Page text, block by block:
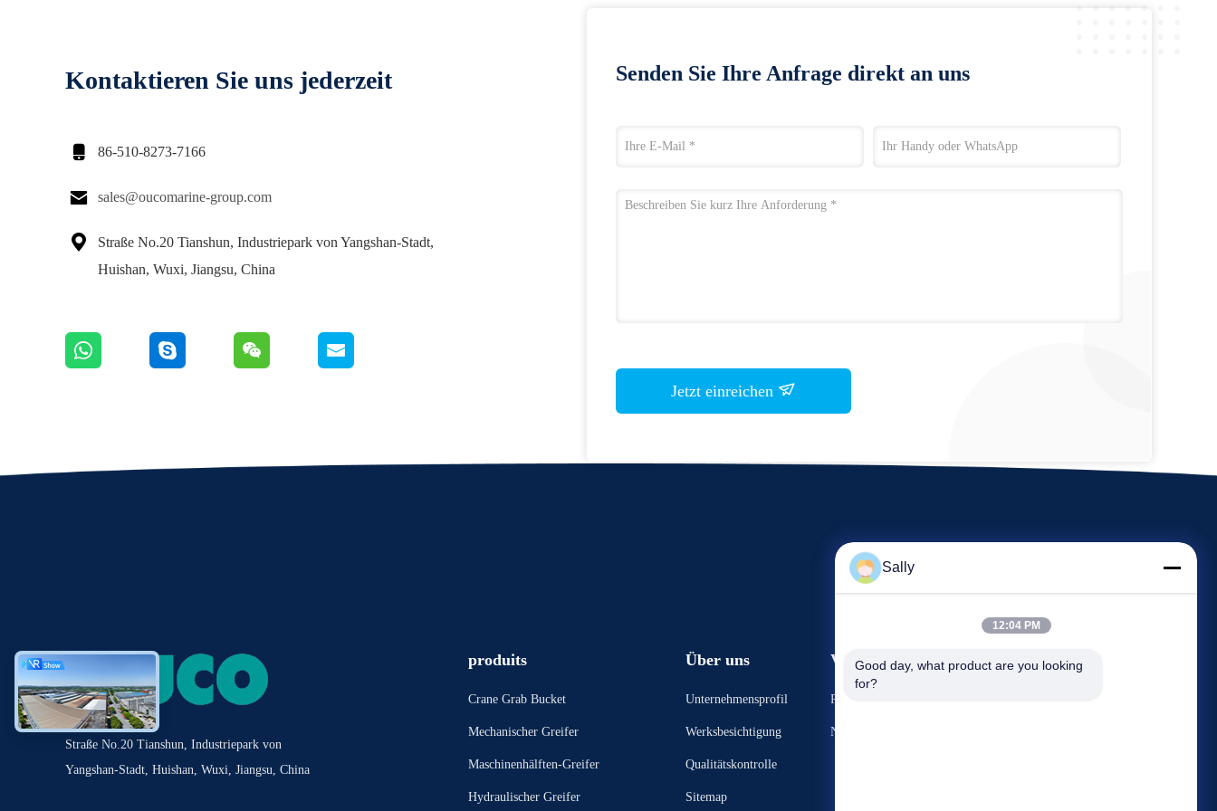
Kontaktieren Sie uns jederzeit
 86-510-8273-7166
 sales@oucomarine-group.com

Straße No.20 Tianshun, Industriepark von Yangshan-Stadt,
Huishan, Wuxi, Jiangsu, China
Senden Sie Ihre Anfrage direkt an uns
Jetzt einreichen
Straße No.20 Tianshun, Industriepark von
Yangshan-Stadt, Huishan, Wuxi, Jiangsu, China
produits
Crane Grab Bucket
Mechanischer Greifer
Maschinenhälften-Greifer
Hydraulischer Greifer
Über uns
Unternehmensprofil
Werksbesichtigung
Qualitätskontrolle
Sitemap
Veranstaltungen
Rechtssachen
Nachrichten
Antrag Ein Zitat
Sally
12:04 PM
Good day, what product are you looking
for?